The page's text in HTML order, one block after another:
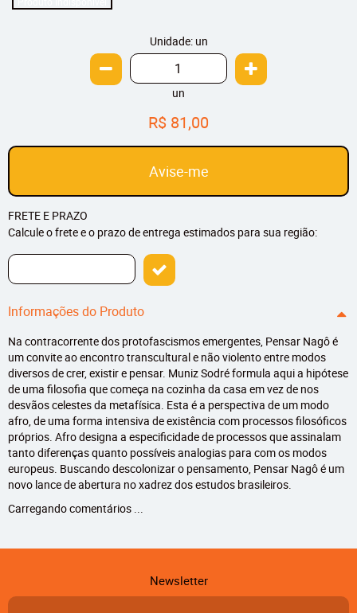
Unidade: un
un
R$ 81,00
Avise-me
FRETE E PRAZO
Calcule o frete e o prazo de entrega estimados para sua região:
Informações do Produto
Na contracorrente dos protofascismos emergentes, Pensar Nagô é
um convite ao encontro transcultural e não violento entre modos
diversos de crer, existir e pensar. Muniz Sodré formula aqui a hipótese
de uma filosofia que começa na cozinha da casa em vez de nos
desvãos celestes da metafísica. Esta é a perspectiva de um modo
afro, de uma forma intensiva de existência com processos filosóficos
próprios. Afro designa a especificidade de processos que assinalam
tanto diferenças quanto possíveis analogias para com os modos
europeus. Buscando descolonizar o pensamento, Pensar Nagô é um
novo lance de abertura no xadrez dos estudos brasileiros.
Carregando comentários ...
Newsletter